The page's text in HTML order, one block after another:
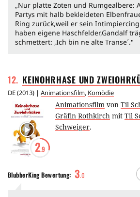
„Nur platte Zoten und Rumgealbere:
Partys mit halb bekleideten
Ring zurück,weil er sein
haben eigene Haschfelder,Gandalf
schmettert: ,Ich bin ne alte Transe´."
12. KEINOHRHASE UND
DE(2013) | Animationsfilm, Komödie
2.9
Animationsfilm von Til
Gräfin Rothkirch mit Til
Schweiger.
BlubberKingBewertung: 3.0